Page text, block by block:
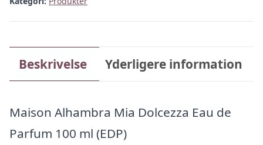
Beskrivelse Yderligere information
Maison Alhambra Mia Dolcezza Eau de
Parfum 100 ml (EDP)